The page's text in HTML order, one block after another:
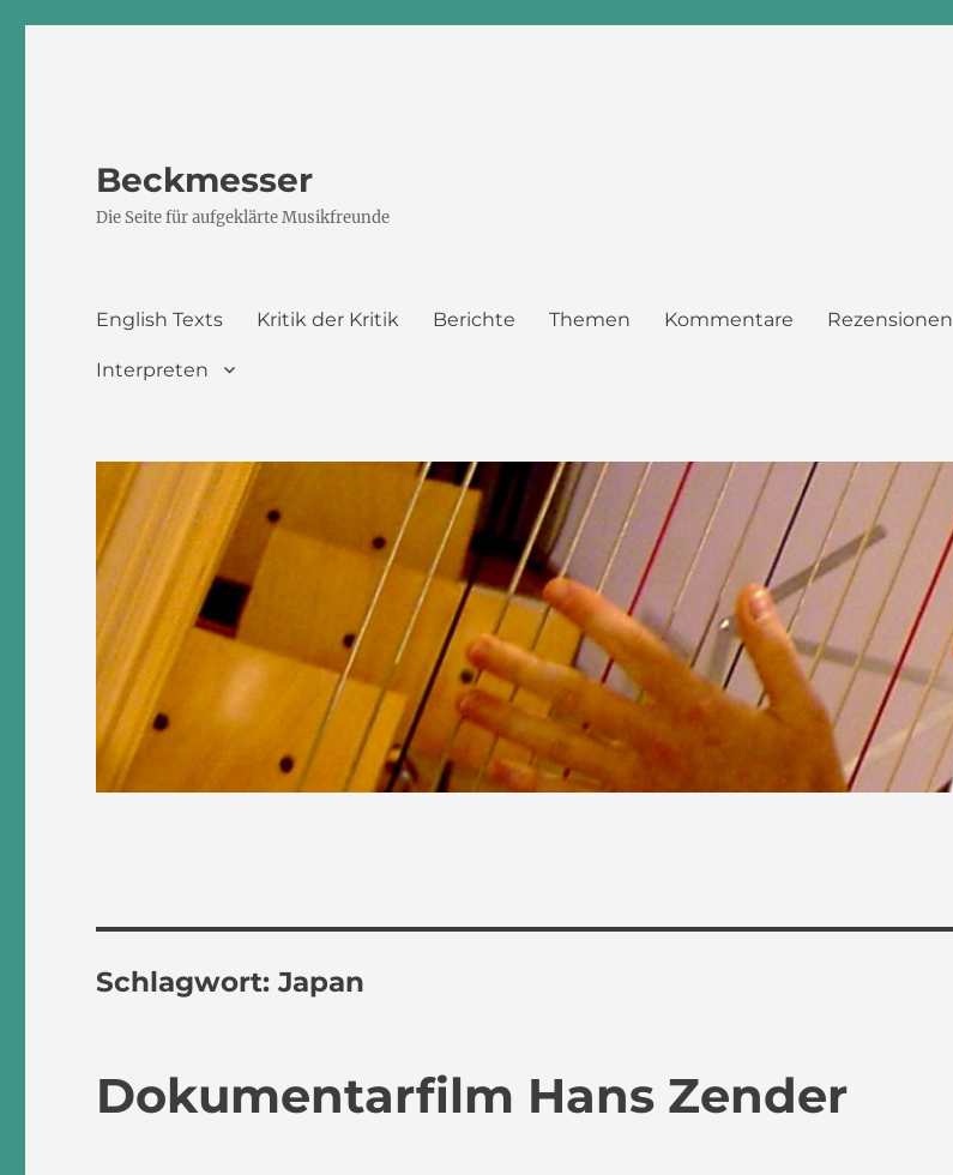
Beckmesser
Die Seite für aufgeklärte Musikfreunde
English Texts Kritik der Kritik Berichte Themen Kommentare Rezensionen
Interpreten
Schlagwort:Japan
Dokumentarfilm Hans Zender